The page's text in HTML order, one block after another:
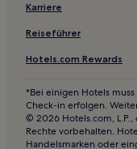
Sera Hotels
Asakita-Ku: Hotels
Ōmachi: Hotels
Hotels nahe Station
3-Sterne-Hotels in
2-Sterne-Hotels in
Karriere
Reiseführer
Hotels.com Rewards
*Bei einigen Hotels
Check-in erfolgen.
© 2026 Hotels.com,
Rechte vorbehalten.
Handelsmarken oder